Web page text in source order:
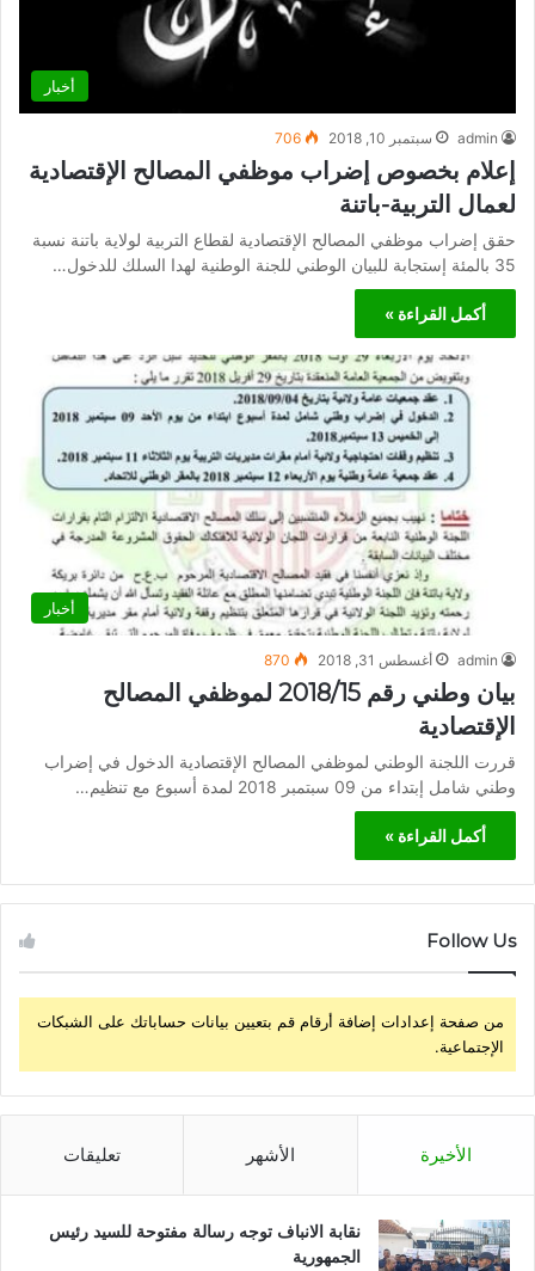
أخبار
admin سبتمبر 10, 2018 706
إعلام بخصوص إضراب موظفي المصالح الإقتصادية
لعمال التربية-باتنة
حقق إضراب موظفي المصالح الإقتصادية لقطاع التربية لولاية باتنة نسبة
35 بالمئة إستجابة للبيان الوطني للجنة الوطنية لهدا السلك للدخول…
أكمل القراءة »
أخبار
admin أغسطس 31, 2018 870
بيان وطني رقم 2018/15 لموظفي المصالح
الإقتصادية
قررت اللجنة الوطني لموظفي المصالح الإقتصادية الدخول في إضراب
وطني شامل إبتداء من 09 سبتمبر 2018 لمدة أسبوع مع تنظيم…
أكمل القراءة »
Follow Us
من صفحة إعدادات إضافة أرقام قم بتعيين بيانات حساباتك على الشبكات
الإجتماعية.
الأخيرة الأشهر تعليقات
نقابة الانباف توجه رسالة مفتوحة للسيد رئيس
الجمهورية